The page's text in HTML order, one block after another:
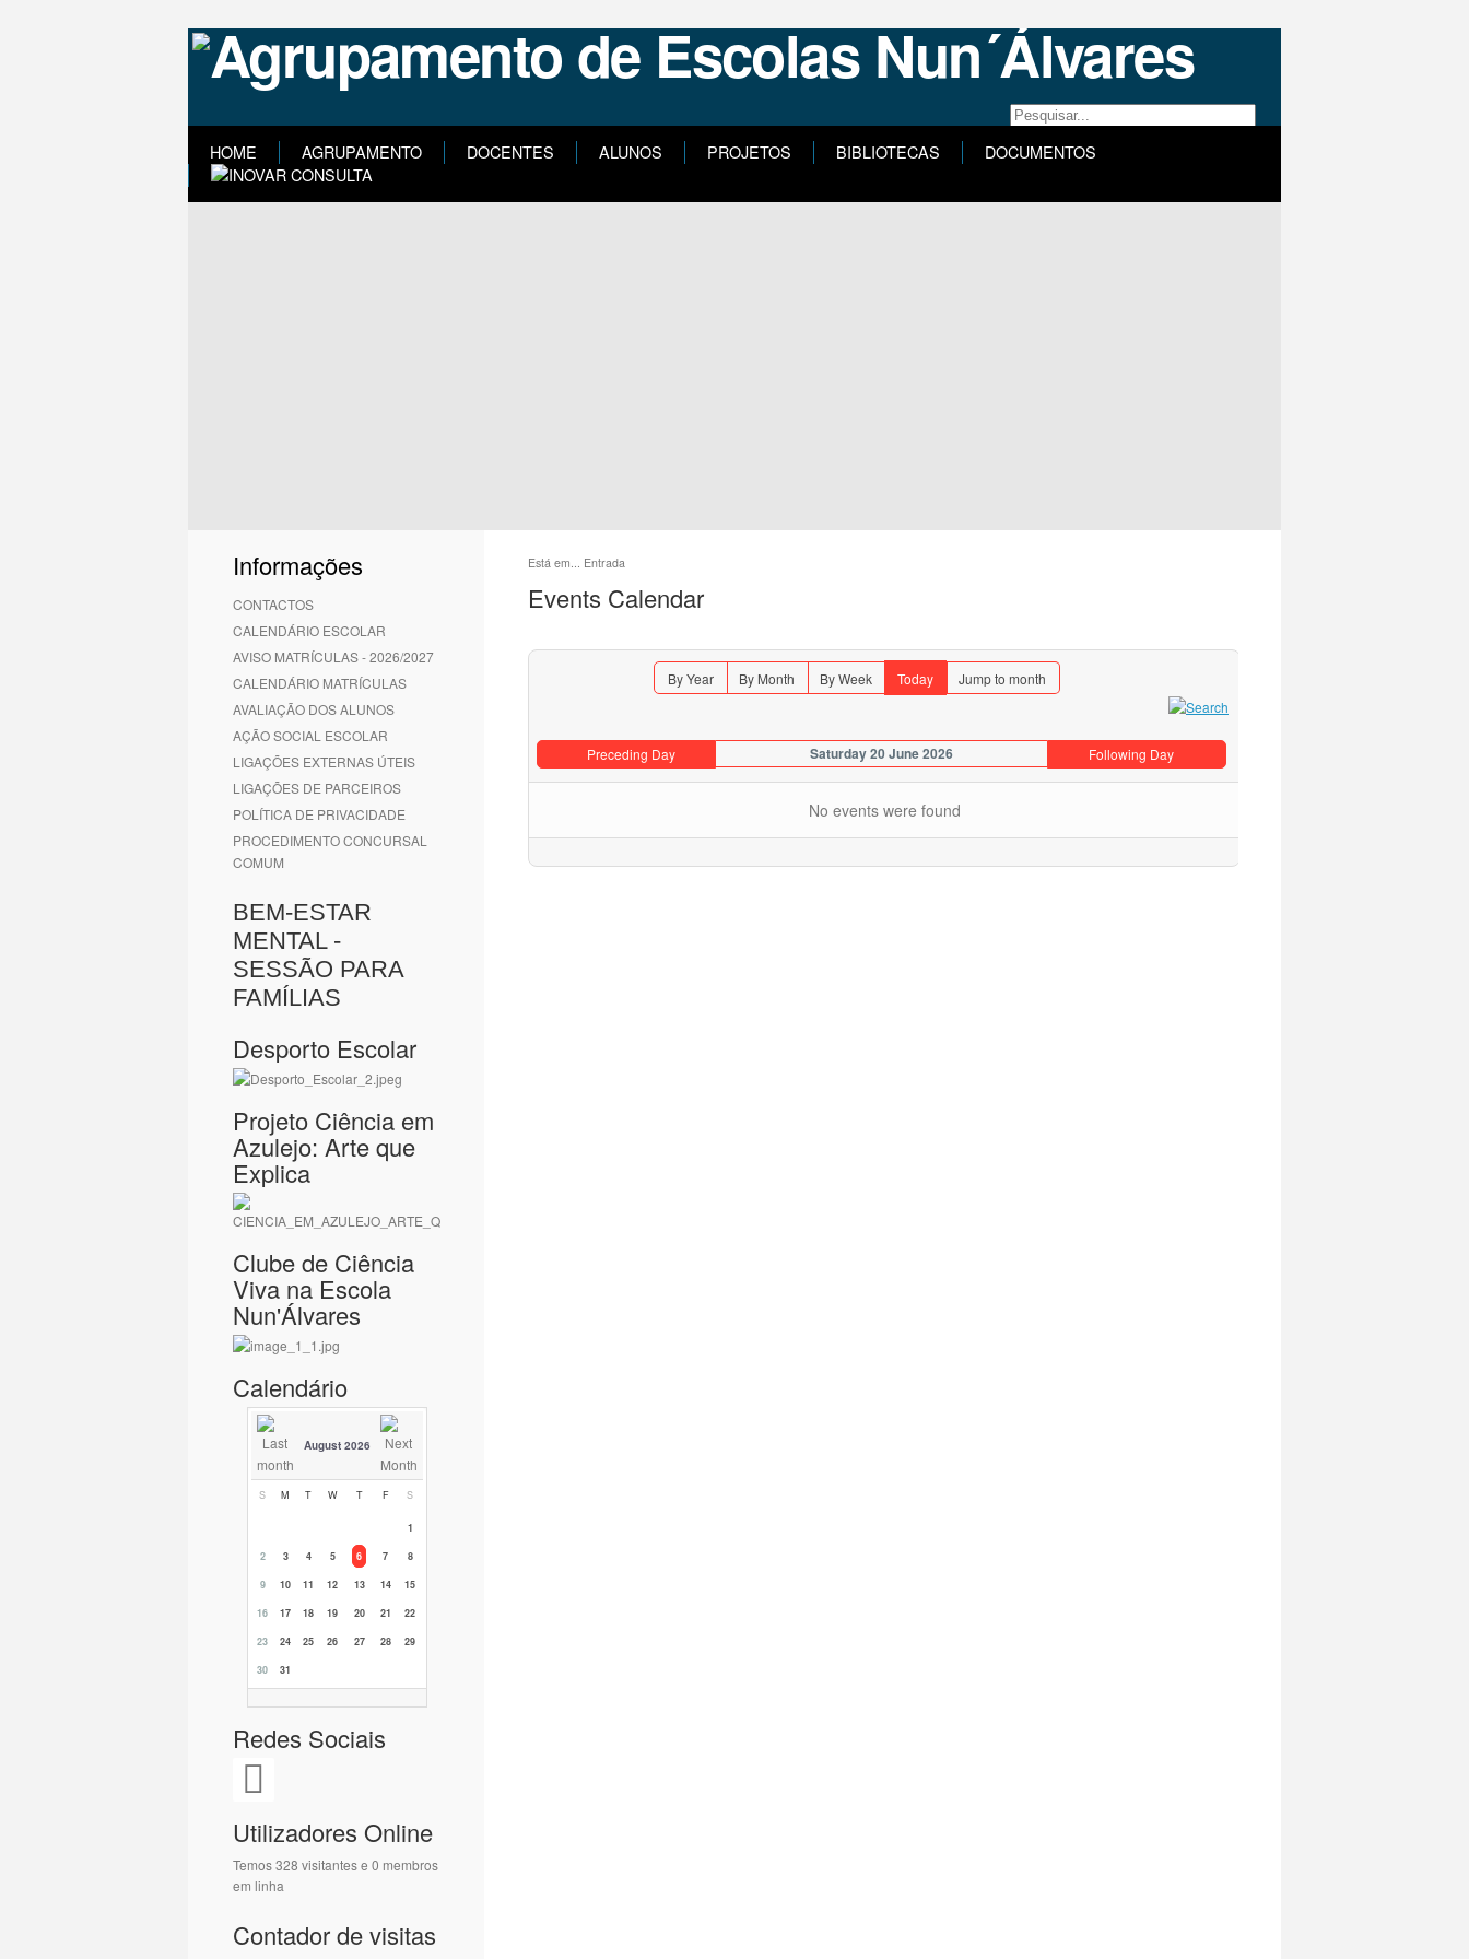
HOME AGRUPAMENTO DOCENTES ALUNOS PROJETOS BIBLIOTECAS DOCUMENTOS
Informações
CONTACTOS
CALENDÁRIO ESCOLAR
AVISO MATRÍCULAS - 2026/2027
CALENDÁRIO MATRÍCULAS
AVALIAÇÃO DOS ALUNOS
AÇÃO SOCIAL ESCOLAR
LIGAÇÕES EXTERNAS ÚTEIS
LIGAÇÕES DE PARCEIROS
POLÍTICA DE PRIVACIDADE
PROCEDIMENTO CONCURSAL
COMUM
BEM-ESTAR
MENTAL -
SESSÃO PARA
FAMÍLIAS
Desporto Escolar
Projeto Ciência em
Azulejo: Arte que
Explica
Clube de Ciência
Viva na Escola
Nun'Álvares
Calendário
August 2026
S M T W T F S
1
2
3 4 5 6 7
8
9
10 11 12 13 14
15
16
17 18 19 20 21
22
23
24 25 26 27 28
29
30
31
Redes Sociais
Utilizadores Online
Temos 328 visitantes e 0 membros
em linha
Contador de visitas
Está em... Entrada
Events Calendar
By Year By Month By Week Today Jump to month
Preceding Day Saturday 20 June 2026 Following Day
No events were found